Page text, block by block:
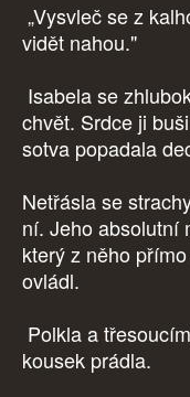
„Vysvleč se z
vidět nahou."
Isabela se
chvět. Srdce ji
sotva popadala
Netřásla se
ní. Jeho absolutní
který z něho
ovládl.
Polkla a
kousek prádla.